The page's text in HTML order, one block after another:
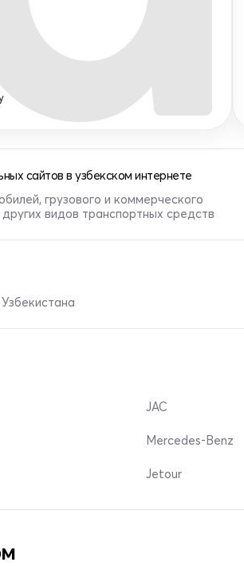
сайтов в узбекском интернете
грузового и коммерческого
видов транспортных средств
JAC
Mercedes-Benz
Jetour